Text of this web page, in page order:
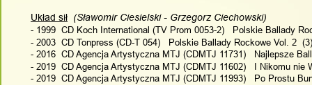
Układ sił
  (Sławomir Ciesielski - Grzegorz Ciechowski)
- 1999  CD Koch International (TV Prom 0053-2)   Polskie Ballady
- 2003  CD Tonpress (CD-T 054)   Polskie Ballady Rockowe Vol. 2  (3)
- 2016  CD Agencja Artystyczna MTJ (CDMTJ 11731)   Najlepsze
- 2019  CD Agencja Artystyczna MTJ (CDMTJ 11602)   I Nikomu nie
- 2019  CD Agencja Artystyczna MTJ (CDMTJ 11993)   Po Prostu